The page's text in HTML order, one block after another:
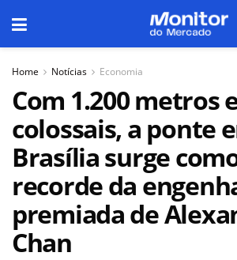
Home Notícias Economia
Com 1.200 metros
colossais, a ponte
Brasília surge
recorde da
premiada de
Chan